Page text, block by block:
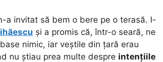
invitat să bem o bere pe o terasă. I-
și a promis că, într-o seară, ne
nimic, iar veștile din țară erau
nu știau prea multe despre intențiile